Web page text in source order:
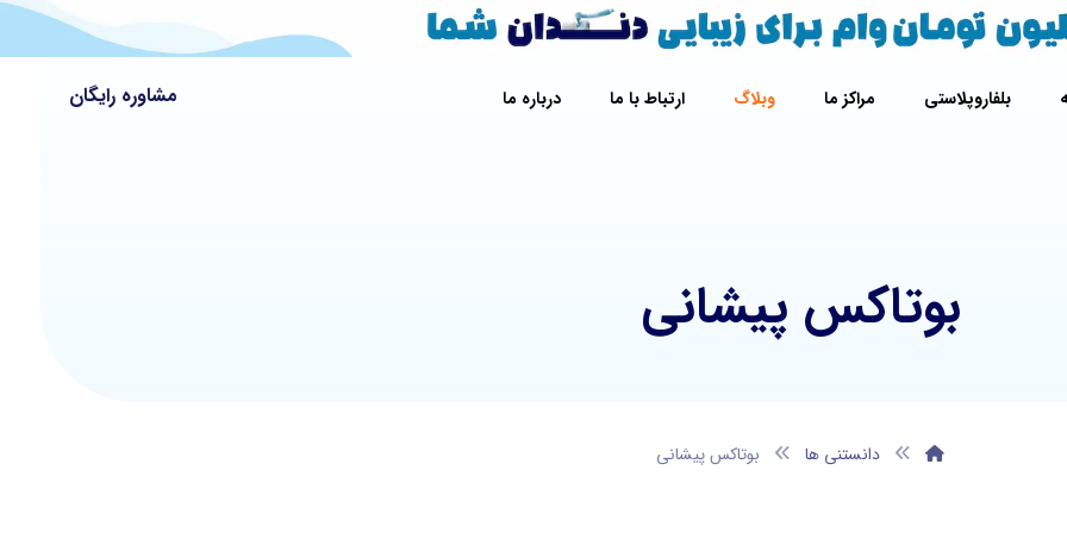
بلفاروپلاستی مراکز ما وبلاگ ارتباط با ما درباره ما مشاوره رایگان
بوتاکس پیشانی
دانستنی ها بوتاکس پیشانی